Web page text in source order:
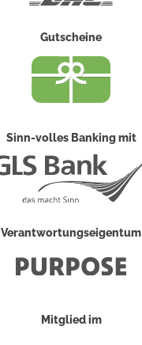
Gutscheine
Sinn-volles Banking mit
Verantwortungseigentum
Mitglied im